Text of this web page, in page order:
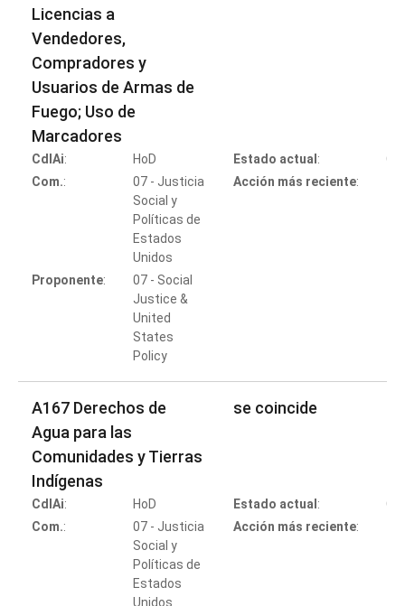
Licencias a
Vendedores,
Compradores y
Usuarios de Armas de
Fuego; Uso de
Marcadores
CdlAi:
HoD
Com.:
07 - Justicia
Social y
Políticas de
Estados
Unidos
Proponente:
07 - Social
Justice &
United
States
Policy
Estado actual :
Acción más reciente:
A167 Derechos de
Agua para las
Comunidades y Tierras
Indígenas
se coincide
CdlAi:
HoD
Com.:
07 - Justicia
Social y
Políticas de
Estados
Unidos
Estado actual :
Acción más reciente: